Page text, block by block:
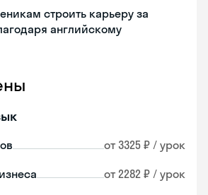
строить карьеру за
английскому
от 3325 ₽ / урок
от 2282 ₽ / урок